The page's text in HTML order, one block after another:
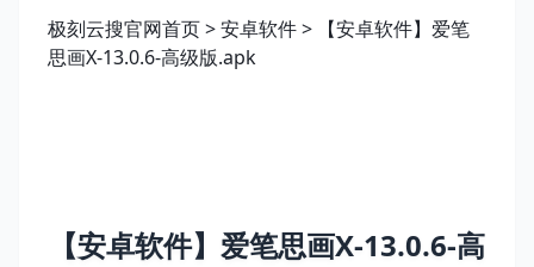
极刻云搜官网首页>安卓软件> 【安卓软件】爱笔
思画X-13.0.6-高级版.apk
【安卓软件】爱笔思画X-13.0.6-高